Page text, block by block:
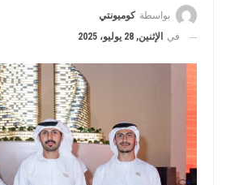
بواسطة كوميونتي
في
الإثنين, 28 يوليو، 2025